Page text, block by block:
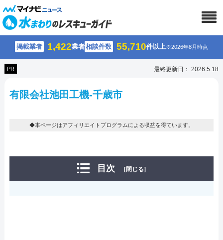
掲載業者 1,422業者相談件数 55,710件以上※2026年8月時点
PR 最終更新日： 2026.5.18
有限会社池田工機-千歳市
◆本ページはアフィリエイトプログラムによる収益を得ています。
目次 [閉じる]